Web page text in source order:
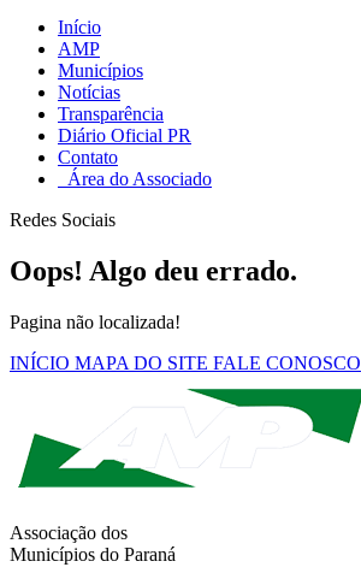
Início
AMP
Municípios
Notícias
Transparência
Diário Oficial PR
Contato
Área do Associado
Redes Sociais
Oops! Algo deu errado.
Pagina não localizada!
INÍCIO MAPA DO SITE FALE CONOSCO
Associação dos
Municípios do Paraná